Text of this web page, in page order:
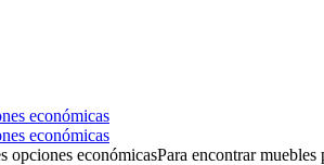
económicas
económicas
económicasPara encontrar